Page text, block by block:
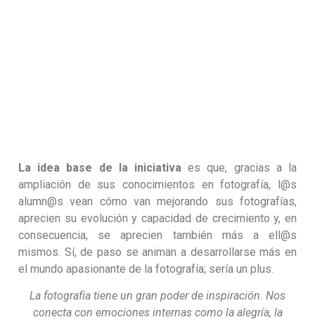
La idea base de la iniciativa es que, gracias a la
ampliación de sus conocimientos en fotografía, l@s
alumn@s vean cómo van mejorando sus fotografías,
aprecien su evolución y capacidad de crecimiento y, en
consecuencia, se aprecien también más a ell@s
mismos. Sí, de paso se animan a desarrollarse más en
el mundo apasionante de la fotografía; sería un plus.
La fotografía tiene un gran poder de inspiración. Nos
conecta con emociones internas como la alegría, la